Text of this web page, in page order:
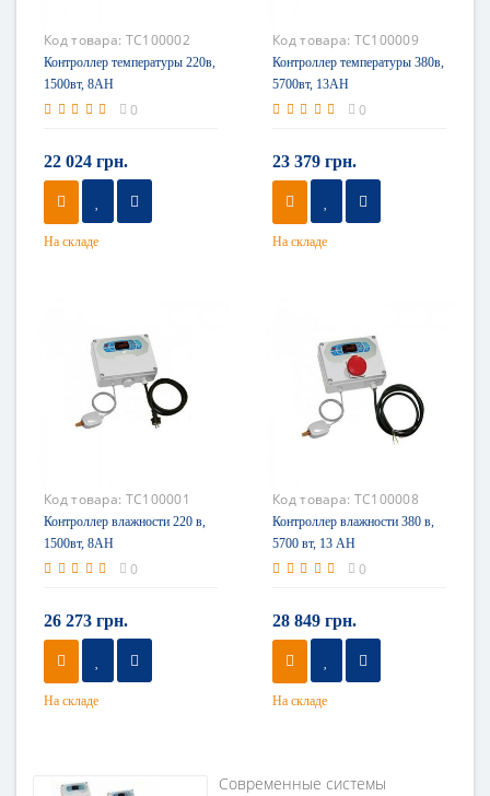
Код товара: TC100002
Контроллер температуры 220в,
1500вт, 8AH
0
22 024 грн.
На складе
Код товара: TC100009
Контроллер температуры 380в,
5700вт, 13AH
0
23 379 грн.
На складе
Код товара: TC100001
Контроллер влажности 220 в,
1500вт, 8AH
0
26 273 грн.
На складе
Код товара: TC100008
Контроллер влажности 380 в,
5700 вт, 13 AH
0
28 849 грн.
На складе
Современные системы